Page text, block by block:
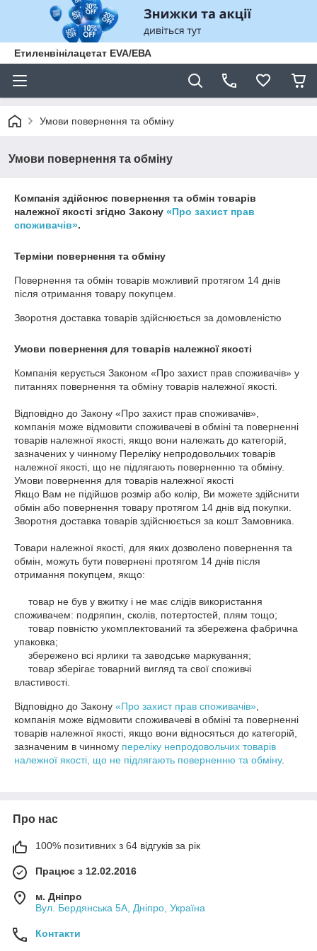
Етиленвінілацетат EVA/ЕВА
Умови повернення та обміну
Умови повернення та обміну
Компанія здійснює повернення та обмін товарів
належної якості згідно Закону «Про захист прав
споживачів».
Терміни повернення та обміну
Повернення та обмін товарів можливий протягом 14 днів
після отримання товару покупцем.
Зворотня доставка товарів здійснюється за домовленістю
Умови повернення для товарів належної якості
Компанія керується Законом «Про захист прав споживачів» у
питаннях повернення та обміну товарів належної якості.
Відповідно до Закону «Про захист прав споживачів»,
компанія може відмовити споживачеві в обміні та поверненні
товарів належної якості, якщо вони належать до категорій,
зазначених у чинному Переліку непродовольчих товарів
належної якості, що не підлягають поверненню та обміну.
Умови повернення для товарів належної якості
Якщо Вам не підійшов розмір або колір, Ви можете здійснити
обмін або повернення товару протягом 14 днів від покупки.
Зворотня доставка товарів здійснюється за кошт Замовника.
Товари належної якості, для яких дозволено повернення та
обмін, можуть бути повернені протягом 14 днів після
отримання покупцем, якщо:
споживачем: подряпин, сколів, потертостей, плям тощо;
упаковка;
властивості.
Відповідно до Закону «Про захист прав споживачів»
компанія може відмовити споживачеві в обміні та поверненні
товарів належної якості, якщо вони відносяться до категорій,
зазначеним в чинному переліку непродовольчих товарів
належної якості, що не підлягають поверненню та обміну.
Про нас
100% позитивних з 64 відгуків за рік
Працює з 12.02.2016
м. Дніпро
Вул. Бердянська 5А, Дніпро, Україна
Контакти